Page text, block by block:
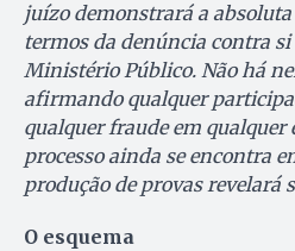
juízo demonstrará a
termos da denúncia contra
Ministério Público. Não há
afirmando qualquer
qualquer fraude em qualquer
processo ainda se encontra
produção de provas revelará
O esquema